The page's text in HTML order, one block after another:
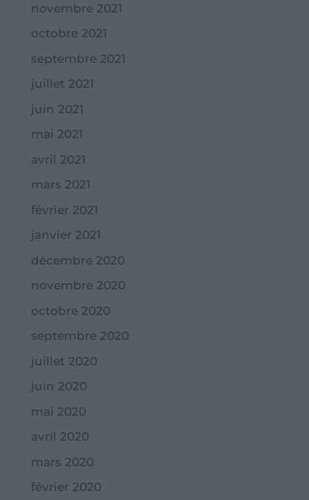
novembre 2021
octobre 2021
septembre 2021
juillet 2021
juin 2021
mai 2021
avril 2021
mars 2021
février 2021
janvier 2021
décembre 2020
novembre 2020
octobre 2020
septembre 2020
juillet 2020
juin 2020
mai 2020
avril 2020
mars 2020
février 2020